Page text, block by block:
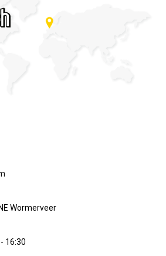
Wormerveer
16:30